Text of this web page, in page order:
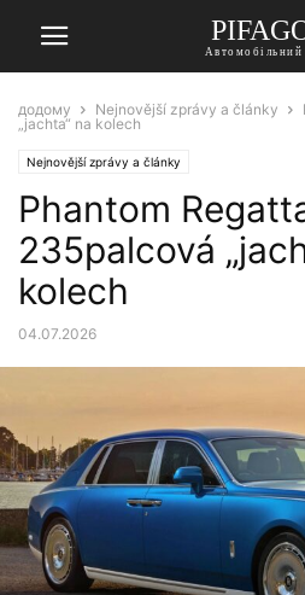
Автомобільний
додому Nejnovější zprávy a články
„jachta“ na kolech
Nejnovější zprávy a články
Phantom
235palcová
kolech
04.07.2026